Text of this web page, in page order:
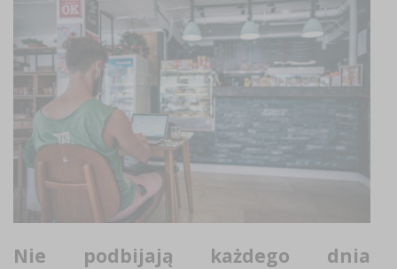
Nie podbijają każdego dnia